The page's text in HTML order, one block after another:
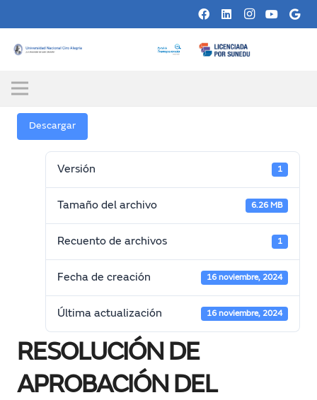
Descargar
Versión 1
Tamaño del archivo 6.26 MB
Recuento de archivos 1
Fecha de creación 16 noviembre, 2024
Última actualización 16 noviembre, 2024
RESOLUCIÓN DE
APROBACIÓN DEL